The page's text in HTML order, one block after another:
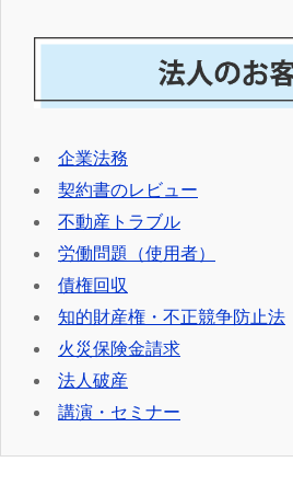
企業法務
契約書のレビュー
不動産トラブル
労働問題（使用者）
債権回収
知的財産権・不正競争防止法
火災保険金請求
法人破産
講演・セミナー